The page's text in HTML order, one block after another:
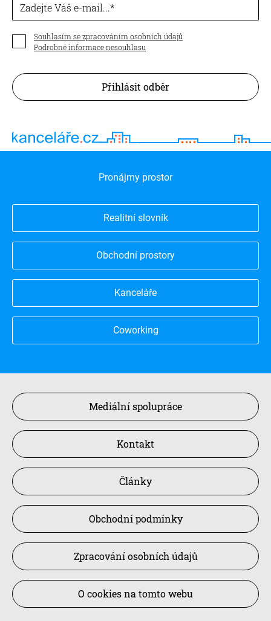
Zadejte Váš e-mail...
Souhlasím se zpracováním osobních údajů
Podrobné informace nesouhlasu
Přihlásit odběr
Pronájmy prostor
Realitní slovník
Obchodní prostory
Kanceláře
Coworking
Mediální spolupráce
Kontakt
Články
Obchodní podmínky
Zpracování osobních údajů
O cookies na tomto webu